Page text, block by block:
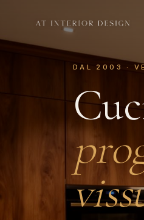
DAL 2003 ·